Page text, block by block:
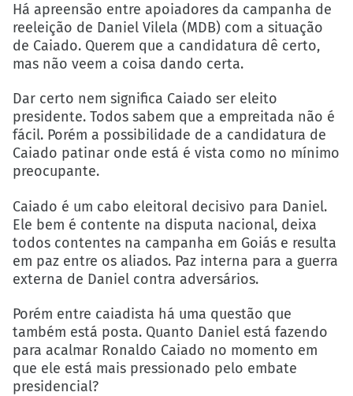
Há apreensão entre apoiadores da campanha de
reeleição de Daniel Vilela (MDB) com a situação
de Caiado. Querem que a candidatura dê certo,
mas não veem a coisa dando certa.
Dar certo nem significa Caiado ser eleito
presidente. Todos sabem que a empreitada não é
fácil. Porém a possibilidade de a candidatura de
Caiado patinar onde está é vista como no mínimo
preocupante.
Caiado é um cabo eleitoral decisivo para Daniel.
Ele bem é contente na disputa nacional, deixa
todos contentes na campanha em Goiás e resulta
em paz entre os aliados. Paz interna para a guerra
externa de Daniel contra adversários.
Porém entre caiadista há uma questão que
também está posta. Quanto Daniel está fazendo
para acalmar Ronaldo Caiado no momento em
que ele está mais pressionado pelo embate
presidencial?